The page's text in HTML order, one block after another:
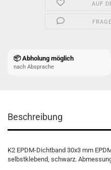
AUF
📦 Abholung möglich
nach Absprache
Beschreibung
K2 EPDM-Dichtband 30x3 mm
selbstklebend, schwarz.